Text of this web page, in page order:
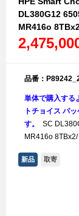
DL380G12
MR416o
品番：
単体で購入する
トチョイス パ
す。
SC
MR416o
新品 取寄